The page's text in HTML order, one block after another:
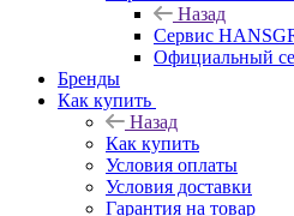
Назад
Сервис
Официальный
Бренды
Как купить
Назад
Как купить
Условия оплаты
Условия доставки
Гарантия на товар